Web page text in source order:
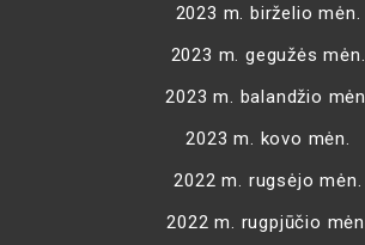
2023 m. birželio mėn.
2023 m. gegužės mėn.
2023 m. balandžio mėn.
2023 m. kovo mėn.
2022 m. rugsėjo mėn.
2022 m. rugpjūčio mėn.